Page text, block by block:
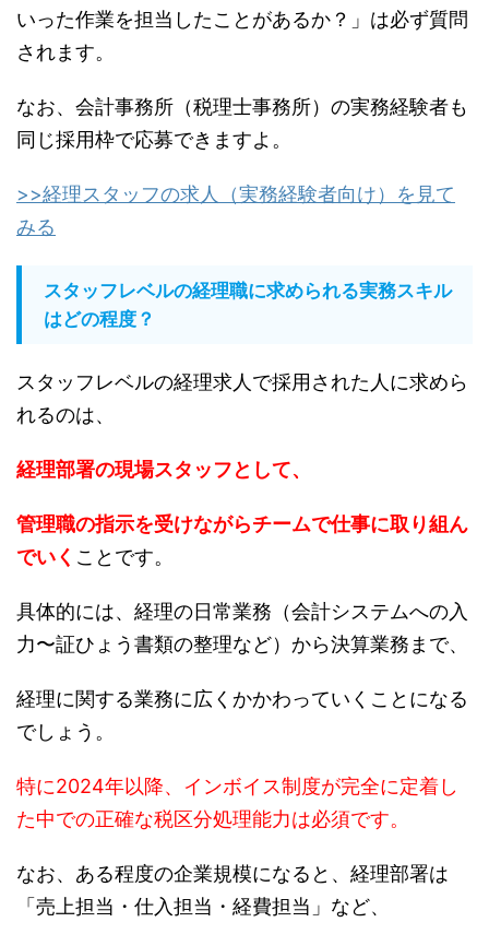
いった作業を担当したことがあるか？」は必ず質問
されます。
なお、会計事務所（税理士事務所）の実務経験者も
同じ採用枠で応募できますよ。
>>経理スタッフの求人（実務経験者向け）を見て
みる
スタッフレベルの経理職に求められる実務スキル
はどの程度？
スタッフレベルの経理求人で採用された人に求めら
れるのは、
経理部署の現場スタッフとして、
管理職の指示を受けながらチームで仕事に取り組ん
でいく ことです。
具体的には、経理の日常業務（会計システムへの入
力〜証ひょう書類の整理など）から決算業務まで、
経理に関する業務に広くかかわっていくことになる
でしょう。
特に2024年以降、インボイス制度が完全に定着し
た中での正確な税区分処理能力は必須です。
なお、ある程度の企業規模になると、経理部署は
「売上担当・仕入担当・経費担当」など、